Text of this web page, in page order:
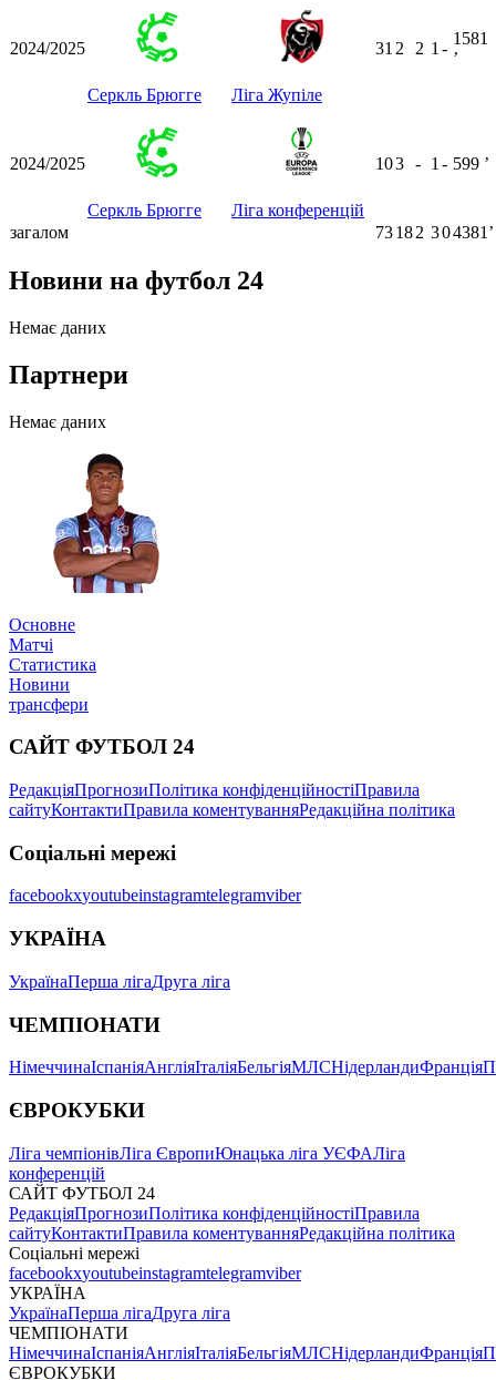
2024/2025
Серкль Брюгге Ліга Жупіле
31 2 2 1 -
1581
ʼ
2024/2025
Серкль Брюгге Ліга конференцій
103 - 1 - 599 ʼ
загалом 73182 304381ʼ
Новини на футбол 24
Немає даних
Партнери
Немає даних
Основне
Матчі
Статистика
Новини
трансфери
САЙТ ФУТБОЛ 24
РедакціяПрогнозиПолітика конфіденційностіПравила
сайтуКонтактиПравила коментуванняРедакційна політика
Соціальні мережі
facebookxyoutubeinstagramtelegramviber
УКРАЇНА
УкраїнаПерша лігаДруга ліга
ЧЕМПІОНАТИ
НімеччинаІспаніяАнгліяІталіяБельгіяМЛСНідерландиФранція
ЄВРОКУБКИ
Ліга чемпіонівЛіга ЄвропиЮнацька ліга УЄФАЛіга
конференцій
САЙТ ФУТБОЛ 24
РедакціяПрогнозиПолітика конфіденційностіПравила
сайтуКонтактиПравила коментуванняРедакційна політика
Соціальні мережі
facebookxyoutubeinstagramtelegramviber
УКРАЇНА
УкраїнаПерша лігаДруга ліга
ЧЕМПІОНАТИ
НімеччинаІспаніяАнгліяІталіяБельгіяМЛСНідерландиФранція
ЄВРОКУБКИ